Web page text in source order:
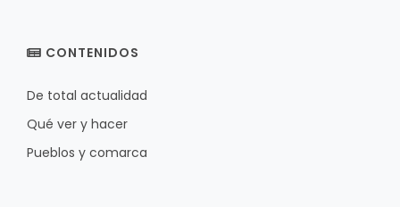
CONTENIDOS
De total actualidad
Qué ver y hacer
Pueblos y comarca